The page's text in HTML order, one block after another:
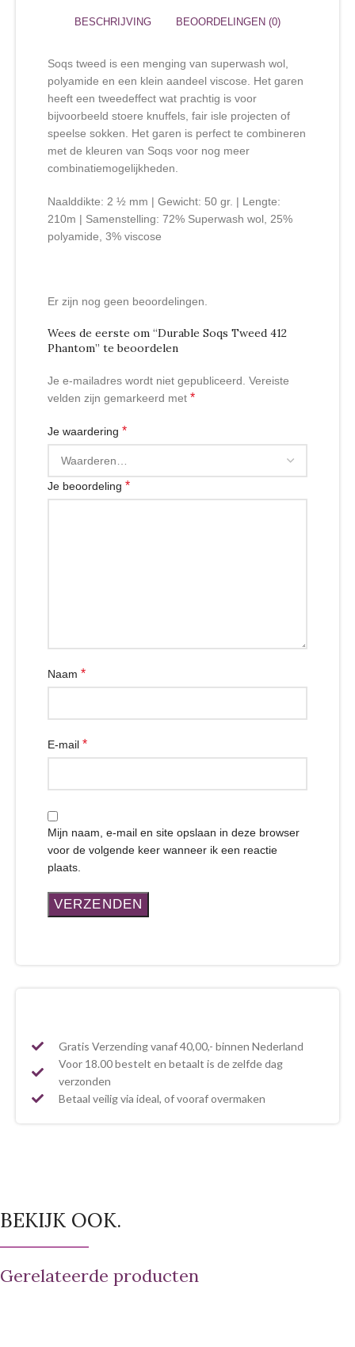
BESCHRIJVING BEOORDELINGEN (0)
Soqs tweed is een menging van superwash wol,
polyamide en een klein aandeel viscose. Het garen
heeft een tweedeffect wat prachtig is voor
bijvoorbeeld stoere knuffels, fair isle projecten of
speelse sokken. Het garen is perfect te combineren
met de kleuren van Soqs voor nog meer
combinatiemogelijkheden.
Naalddikte: 2 ½ mm | Gewicht: 50 gr. | Lengte:
210m | Samenstelling: 72% Superwash wol, 25%
polyamide, 3% viscose
Er zijn nog geen beoordelingen.
Wees de eerste om “Durable Soqs Tweed 412
Phantom” te beoordelen
Je e-mailadres wordt niet gepubliceerd. Vereiste
velden zijn gemarkeerd met *
Je waardering *
Je beoordeling *
Naam *
E-mail *
Mijn naam, e-mail en site opslaan in deze browser
voor de volgende keer wanneer ik een reactie
plaats.
Gratis Verzending vanaf 40,00,- binnen Nederland
Voor 18.00 bestelt en betaalt is de zelfde dag
verzonden
Betaal veilig via ideal, of vooraf overmaken
BEKIJK OOK.
Gerelateerde producten